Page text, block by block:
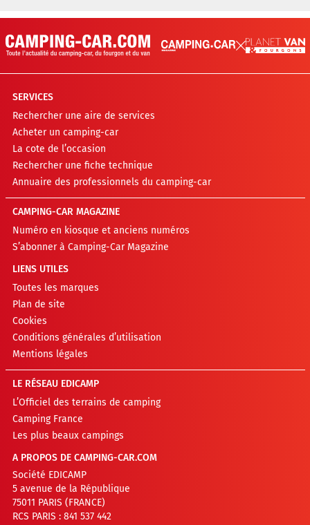
SERVICES
Rechercher une aire de services
Acheter un camping-car
La cote de l’occasion
Rechercher une fiche technique
Annuaire des professionnels du camping-car
CAMPING-CAR MAGAZINE
Numéro en kiosque et anciens numéros
S’abonner à Camping-Car Magazine
LIENS UTILES
Toutes les marques
Plan de site
Cookies
Conditions générales d’utilisation
Mentions légales
LE RÉSEAU EDICAMP
L’Officiel des terrains de camping
Camping France
Les plus beaux campings
A PROPOS DE CAMPING-CAR.COM
Société EDICAMP
5 avenue de la République
75011 PARIS (FRANCE)
RCS PARIS : 841 537 442